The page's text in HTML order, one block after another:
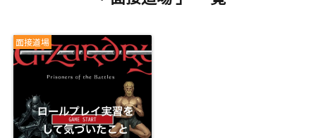
面接道場